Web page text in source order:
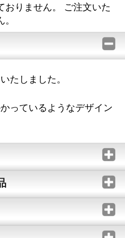
おりません。 ご注文いた
たしました。
っているようなデザイン